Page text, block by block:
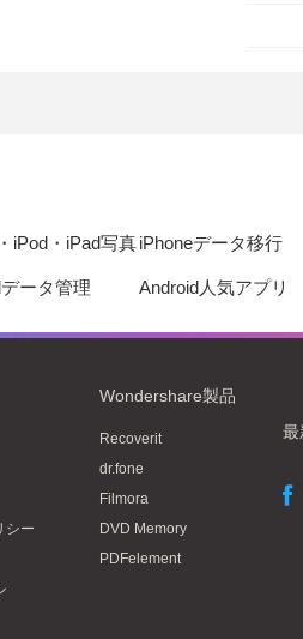
iPod・iPad写真iPhoneデータ移行
ータ管理 Android人気アプリ
シー
Wondershare製品
Recoverit
dr.fone
Filmora
DVD Memory
PDFelement
最